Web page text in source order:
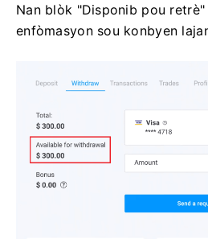
Nan blòk "Disponib pou
enfòmasyon sou konbyen